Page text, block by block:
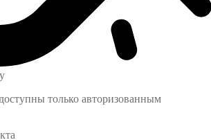
только авторизованным